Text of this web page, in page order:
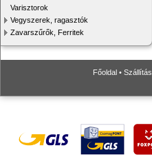
Varisztorok
Vegyszerek, ragasztók
Zavarszűrők, Ferritek
Főoldal • Szállítás